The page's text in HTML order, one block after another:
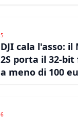
5
DJI cala l'asso: il
2S porta il 32-
a meno di 100
6